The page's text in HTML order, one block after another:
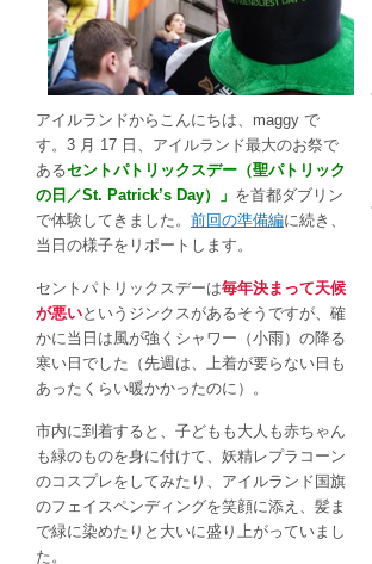
ン
ト
パ
ト
リ
ッ
ク
ー！
地
元
っ
シ
ャ
ム
ロ
ッ
アイルランドからこんにちは、maggy で
す。3 月 17 日、アイルランド最大のお祭で
あるセントパトリックスデー（聖パトリック
の日／St. Patrick’s Day）」 を首都ダブリン
で体験してきました。 前回の準備編に続き、
当日の様子をリポートします。
セントパトリックスデーは毎年決まって天候
が悪いというジンクスがあるそうですが、確
かに当日は風が強くシャワー（小雨）の降る
寒い日でした（先週は、上着が要らない日も
あったくらい暖かかったのに）。
市内に到着すると、子どもも大人も赤ちゃん
も緑のものを身に付けて、妖精レプラコーン
のコスプレをしてみたり、アイルランド国旗
のフェイスペンディングを笑顔に添え、髪ま
で緑に染めたりと大いに盛り上がっていまし
た。